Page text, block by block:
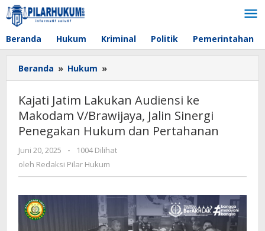
Lewati
ke
konten
Beranda Hukum Kriminal Politik Pemerintahan
Beranda » Hukum »
Jatim
Lakukan
Audiensi
ke
Makodam
Jalin
Sinergi
Penegakan
Hukum
Pertahanan
Kajati Jatim Lakukan Audiensi ke
Makodam V/Brawijaya, Jalin Sinergi
Penegakan Hukum dan Pertahanan
Juni 20, 2025
oleh
Redaksi
-
1004 Dilihat
oleh Redaksi Pilar Hukum